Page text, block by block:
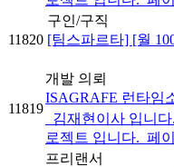
11820
구인/구직
[팀스파르타] [월
11819
개발 의뢰
ISAGRAFE 런타임
김재현이사 입니
로젝트 입니다. ​ 페
프리랜서